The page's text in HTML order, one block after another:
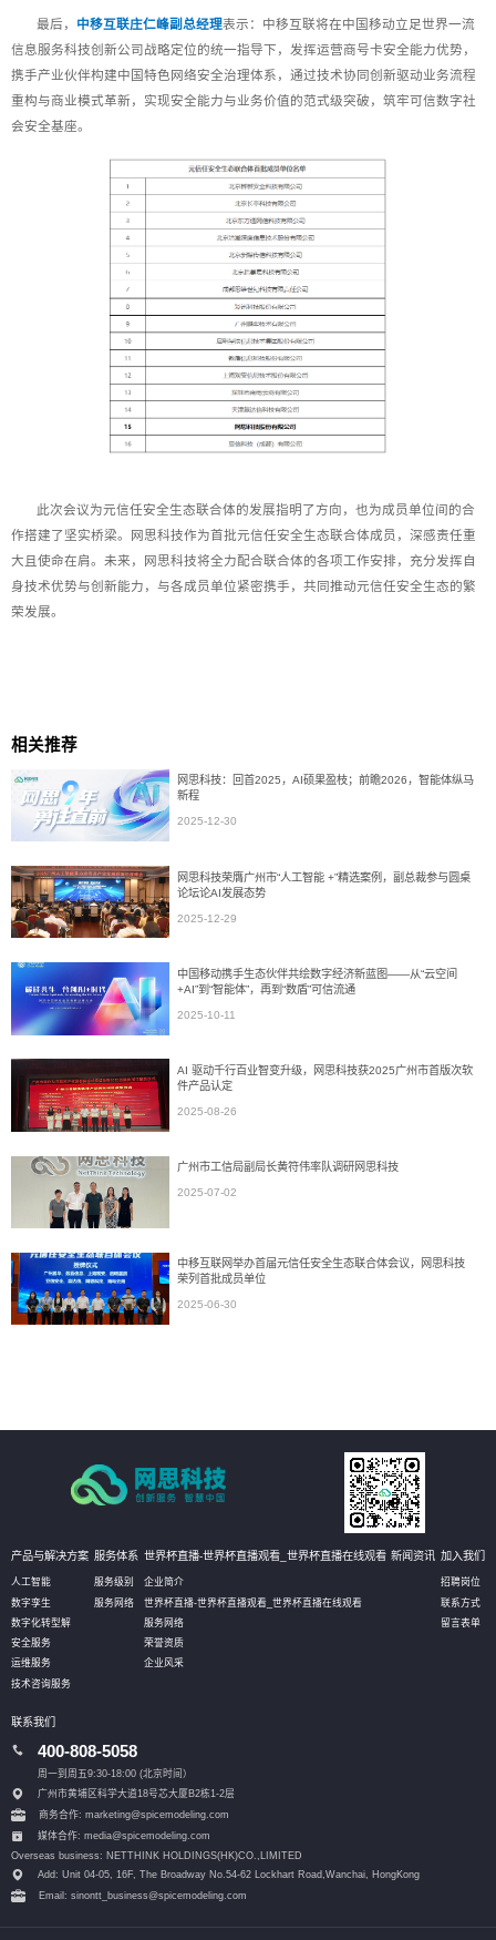
最后， 中移互联庄仁峰副总经理表示：中移互联将在中国移动立足世界一流
信息服务科技创新公司战略定位的统一指导下，发挥运营商号卡安全能力优势，
携手产业伙伴构建中国特色网络安全治理体系，通过技术协同创新驱动业务流程
重构与商业模式革新，实现安全能力与业务价值的范式级突破，筑牢可信数字社
会安全基座。
此次会议为元信任安全生态联合体的发展指明了方向，也为成员单位间的合
作搭建了坚实桥梁。网思科技作为首批元信任安全生态联合体成员，深感责任重
大且使命在肩。未来，网思科技将全力配合联合体的各项工作安排，充分发挥自
身技术优势与创新能力，与各成员单位紧密携手，共同推动元信任安全生态的繁
荣发展。
相关推荐
网思科技：回首2025，AI硕果盈枝；前瞻2026，智能体纵马
新程
2025-12-30
网思科技荣膺广州市“人工智能 +”精选案例，副总裁参与圆桌
论坛论AI发展态势
2025-12-29
中国移动携手生态伙伴共绘数字经济新蓝图——从“云空间
+AI”到“智能体”，再到“数盾”可信流通
2025-10-11
AI 驱动千行百业智变升级，网思科技获2025广州市首版次软
件产品认定
2025-08-26
广州市工信局副局长黄符伟率队调研网思科技
2025-07-02
中移互联网举办首届元信任安全生态联合体会议，网思科技
荣列首批成员单位
2025-06-30
产品与解决方案
人工智能
数字孪生
数字化转型解
安全服务
运维服务
技术咨询服务
服务体系
服务级别
服务网络
世界杯直播-世界杯直播观看_世界杯直播在线观看
企业简介
世界杯直播-世界杯直播观看_世界杯直播在线观看
服务网络
荣誉资质
企业风采
新闻资讯 加入我们
招聘岗位
联系方式
留言表单
联系我们
400-808-5058
周一到周五9:30-18:00 (北京时间）
广州市黄埔区科学大道18号芯大厦B2栋1-2层
商务合作: marketing@spicemodeling.com
媒体合作: media@spicemodeling.com
Overseas business: NETTHINK HOLDINGS(HK)CO.,LIMITED
Add: Unit 04-05, 16F, The Broadway No.54-62 Lockhart Road,Wanchai, HongKong
Email: sinontt_business@spicemodeling.com